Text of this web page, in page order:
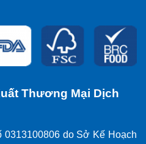
Thương Mại Dịch
do Sở Kế Hoạch